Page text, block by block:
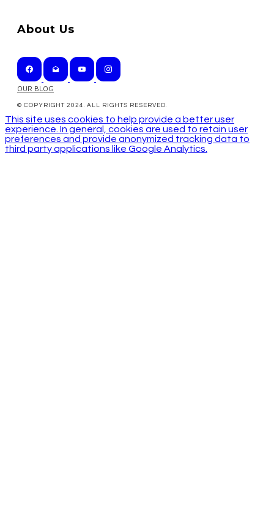
About Us
OUR BLOG
© COPYRIGHT 2024. ALL RIGHTS RESERVED.
This site uses cookies to help provide a better user
experience. In general, cookies are used to retain user
preferences and provide anonymized tracking data to
third party applications like Google Analytics.